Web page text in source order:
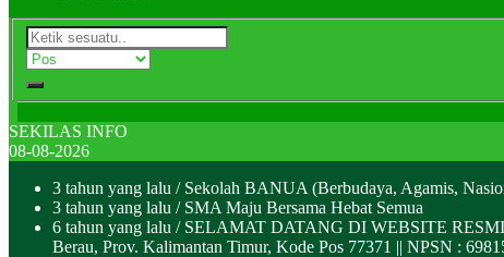
SEKILAS INFO
08-08-2026
3 tahun yang lalu / Sekolah BANUA (Berbudaya, Agamis,
3 tahun yang lalu / SMA Maju Bersama Hebat Semua
6 tahun yang lalu / SELAMAT DATANG DI WEBSITE RESMI
Berau, Prov. Kalimantan Timur, Kode Pos 77371 || NPSN :